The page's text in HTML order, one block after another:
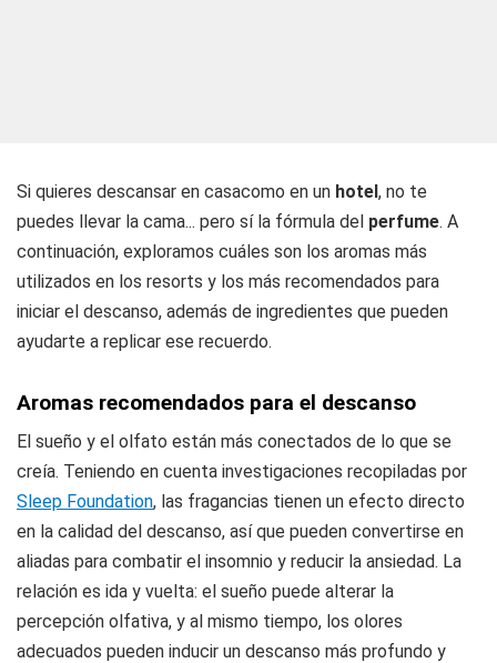
Si quieres descansar en casacomo en un hotel, no te
puedes llevar la cama... pero sí la fórmula del perfume. A
continuación, exploramos cuáles son los aromas más
utilizados en los resorts y los más recomendados para
iniciar el descanso, además de ingredientes que pueden
ayudarte a replicar ese recuerdo.
Aromas recomendados para el descanso
El sueño y el olfato están más conectados de lo que se
creía. Teniendo en cuenta investigaciones recopiladas por
Sleep Foundation, las fragancias tienen un efecto directo
en la calidad del descanso, así que pueden convertirse en
aliadas para combatir el insomnio y reducir la ansiedad. La
relación es ida y vuelta: el sueño puede alterar la
percepción olfativa, y al mismo tiempo, los olores
adecuados pueden inducir un descanso más profundo y